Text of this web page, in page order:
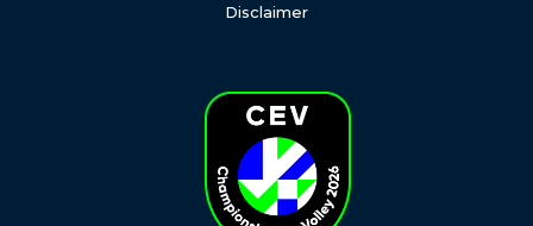
Disclaimer